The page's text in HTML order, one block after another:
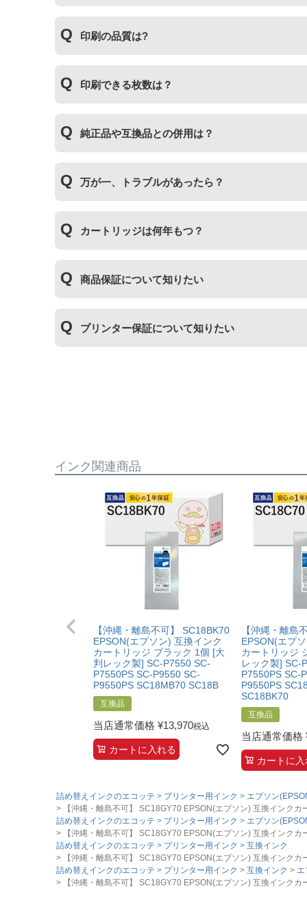
純正より印刷数量が多くなるわけではありません
印刷の品質は?
その他にも純正品、詰め替えインク、互換イン
純正インク・互換インク・詰め替えインクの違
印刷できる枚数は？
純正より印刷数量が多くなるわけではありませ
純正品や互換品との併用は？
製品の詰め替えインクやインクカートリッジと
い。
万が一、トラブルがあったら？
内、ご使用プリンタ―についてもプリンターご
カートリッジは何年もつ？
た、保管の際は直射日光の当たらない冷暗所で
商品保証について知りたい
保証期間：ご購入日から１年間
トラブルが発生した際、サポートスタッフにご
・商品を返送する前に必ず当店までご連絡をい
・返品理由が「不要になったから」「注文を間
プリンター保証について知りたい
当店のインクが原因でトラブルが発生し、サ
・修理に出される前に、必ず当店へご連絡をいた
・当店の商品が原因でプリンターが故障したこ
・プリンターの廃インクエラーや廃トナーエラ
・メーカーの出張修理を依頼されてないこと。
インク関連商品
【沖縄・離島不可】 SC18BK70
EPSON(エプソン) 互換インク
カートリッジ ブラック 1個 [大
判レック製] SC-P7550 SC-
P7550PS SC-P9550 SC-
P9550PS SC18MB70 SC18B
互換品
当店通常価格 ¥13,970税込
カートに入れる
【沖縄・離島
EPSON(エプ
カートリッジ
レック製] SC-
P7550PS SC-
P9550PS
SC18BK70
互換品
当店通常価格
カートに入
詰め替えインクのエコッテ プリンター用インク
エプソン
【沖縄・離島不可】 SC18GY70 EPSON(エプソン) 互換インク
詰め替えインクのエコッテ
プリンター用インク エプソン
【沖縄・離島不可】 SC18GY70 EPSON(エプソン) 互換インク
詰め替えインクのエコッテ
プリンター用インク
互換インク
【沖縄・離島不可】 SC18GY70 EPSON(エプソン) 互換インク
詰め替えインクのエコッテ
プリンター用インク 互換インク
エ
【沖縄・離島不可】 SC18GY70 EPSON(エプソン) 互換インク